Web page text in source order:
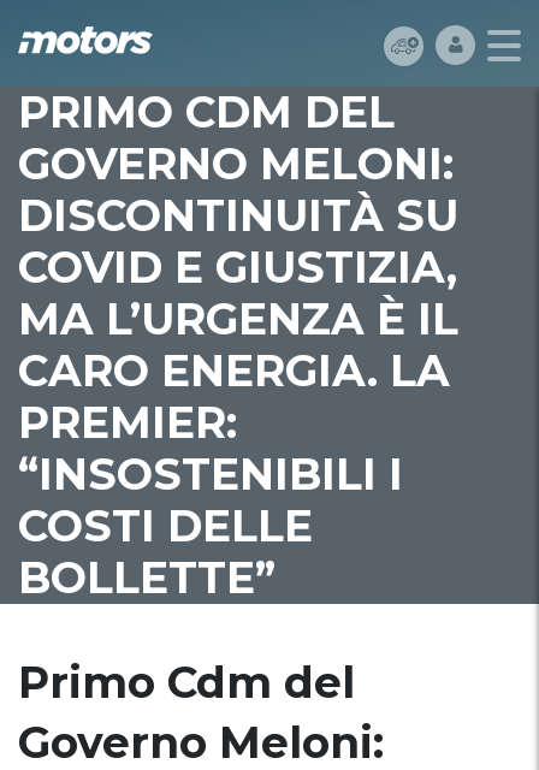
PRIMO CDM DEL
GOVERNO MELONI:
DISCONTINUITÀ SU
COVID E GIUSTIZIA,
MA L’URGENZA È IL
CARO ENERGIA. LA
PREMIER:
“INSOSTENIBILI I
COSTI DELLE
BOLLETTE”
Primo Cdm del
Governo Meloni: